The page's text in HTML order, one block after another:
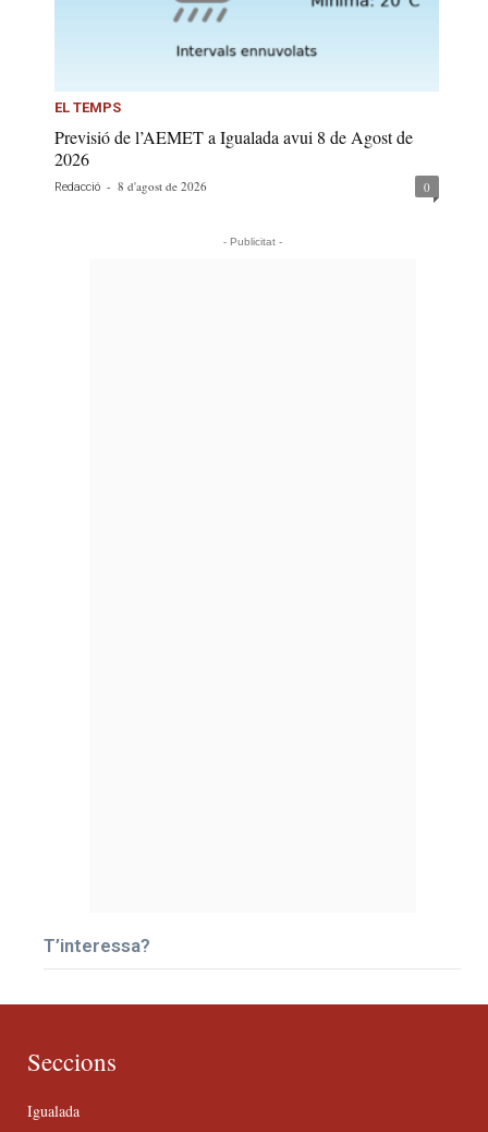
EL TEMPS
Previsió de l’AEMET a Igualada avui 8 de Agost de
2026
Redacció - 8 d'agost de 2026 0
- Publicitat -
T’interessa?
Seccions
Igualada